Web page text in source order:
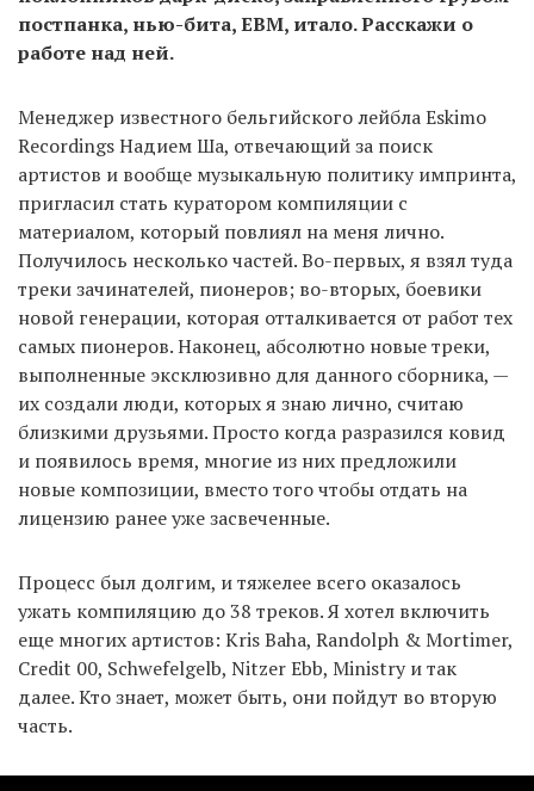
постпанка, нью-бита, EBM, итало. Расскажи о
работе над ней.
Менеджер известного бельгийского лейбла Eskimo
Recordings Надием Ша, отвечающий за поиск
артистов и вообще музыкальную политику импринта,
пригласил стать куратором компиляции с
материалом, который повлиял на меня лично.
Получилось несколько частей. Во-первых, я взял туда
треки зачинателей, пионеров; во-вторых, боевики
новой генерации, которая отталкивается от работ тех
самых пионеров. Наконец, абсолютно новые треки,
выполненные эксклюзивно для данного сборника, —
их создали люди, которых я знаю лично, считаю
близкими друзьями. Просто когда разразился ковид
и появилось время, многие из них предложили
новые композиции, вместо того чтобы отдать на
лицензию ранее уже засвеченные.
Процесс был долгим, и тяжелее всего оказалось
ужать компиляцию до 38 треков. Я хотел включить
еще многих артистов: Kris Baha, Randolph & Mortimer,
Credit 00, Schwefelgelb, Nitzer Ebb, Ministry и так
далее. Кто знает, может быть, они пойдут во вторую
часть.